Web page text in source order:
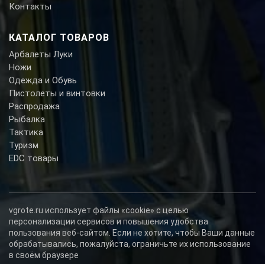
Контакты
КАТАЛОГ ТОВАРОВ
Арбалеты Луки
Ножи
Одежда и Обувь
Пистолеты и винтовки
Распродажа
Рыбалка
Тактика
Туризм
EDC товары
vgrote.ru использует файлы «cookie» с целью
персонализации сервисов и повышения удобства
пользования веб-сайтом. Если не хотите, чтобы Ваши данные
обрабатывались, пожалуйста, ограничьте их использование
в своём браузере